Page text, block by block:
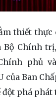
thiết thực
Bộ Chính
phủ
của Ban
đột phá